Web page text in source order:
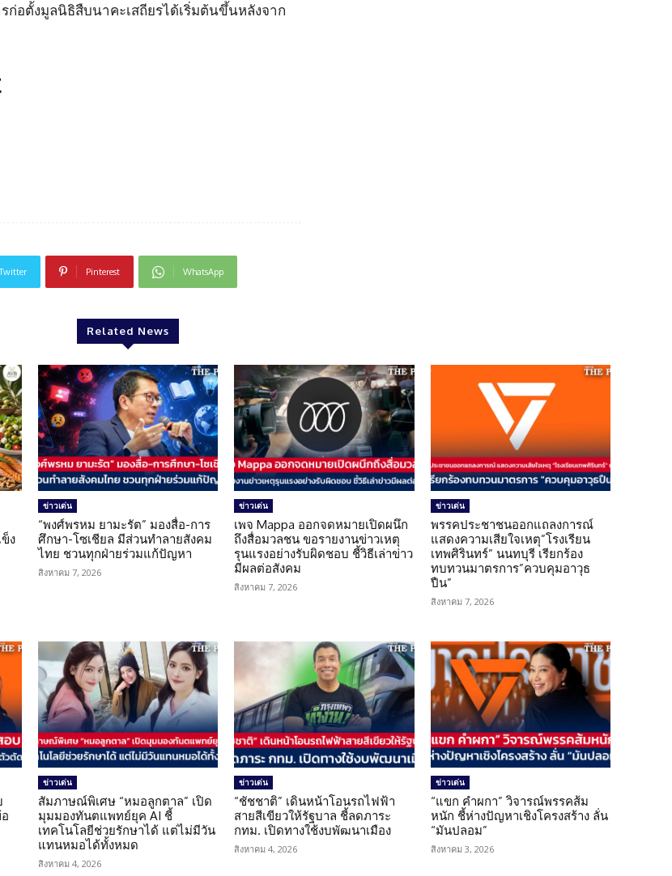
อตั้งมูลนิธิสืบนาคะเสถียรได้เริ่มต้นขึ้นหลังจาก
Twitter Pinterest WhatsApp
Related News
ง
ข่าวเด่น
“พงศ์พรหม ยามะรัต” มองสื่อ-การ
ศึกษา-โซเชียล มีส่วนทำลายสังคม
ไทย ชวนทุกฝ่ายร่วมแก้ปัญหา
สิงหาคม 7, 2026
ข่าวเด่น
เพจ Mappa ออกจดหมายเปิดผนึก
ถึงสื่อมวลชน ขอรายงานข่าวเหตุ
รุนแรงอย่างรับผิดชอบ ชี้วิธีเล่าข่าว
มีผลต่อสังคม
สิงหาคม 7, 2026
ข่าวเด่น
พรรคประชาชนออกแถลงการณ์
แสดงความเสียใจเหตุ”โรงเรียน
เทพศิรินทร์” นนทบุรี เรียกร้อง
ทบทวนมาตรการ”ควบคุมอาวุธ
ปืน”
สิงหาคม 7, 2026
ข่าวเด่น
สัมภาษณ์พิเศษ “หมอลูกตาล” เปิด
มุมมองทันตแพทย์ยุค AI ชี้
เทคโนโลยีช่วยรักษาได้ แต่ไม่มีวัน
แทนหมอได้ทั้งหมด
สิงหาคม 4, 2026
ข่าวเด่น
“ชัชชาติ” เดินหน้าโอนรถไฟฟ้า
สายสีเขียวให้รัฐบาล ชี้ลดภาระ
กทม. เปิดทางใช้งบพัฒนาเมือง
สิงหาคม 4, 2026
ข่าวเด่น
“แขก คำผกา” วิจารณ์พรรคส้ม
หนัก ชี้ห่างปัญหาเชิงโครงสร้าง ลั่น
“มันปลอม”
สิงหาคม 3, 2026